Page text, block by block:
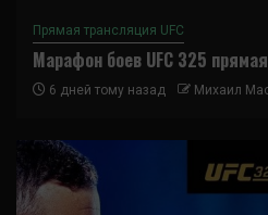
Прямая трансляция UFC
Марафон боев UFC 325
6 дней тому назад Михаил